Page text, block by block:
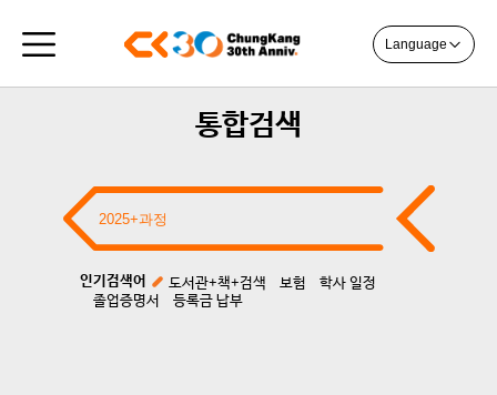
Language
통합검색
인기검색어 도서관+책+검색 보험
학사 일정
졸업증명서
등록금 납부